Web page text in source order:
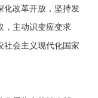
化改革开放，坚持发
，主动识变应变求
社会主义现代化国家